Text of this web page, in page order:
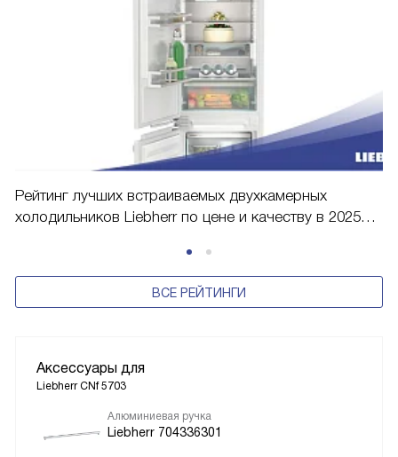
Рейтинг лучших встраиваемых двухкамерных
холодильников Liebherr по цене и качеству в 2025
ВСЕ РЕЙТИНГИ
Аксессуары для
Liebherr CNf 5703
Алюминиевая ручка
Liebherr 704336301